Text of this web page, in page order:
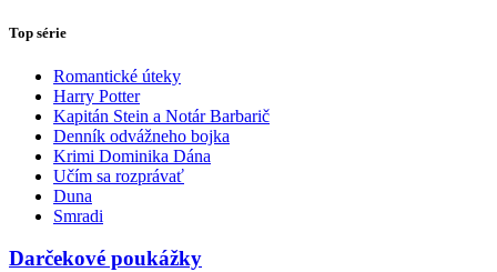
Top série
Romantické úteky
Harry Potter
Kapitán Stein a Notár Barbarič
Denník odvážneho bojka
Krimi Dominika Dána
Učím sa rozprávať
Duna
Smradi
Darčekové poukážky